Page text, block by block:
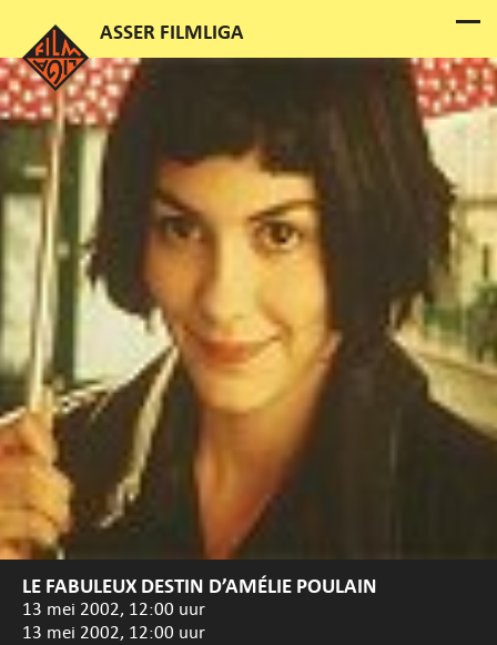
LE FABULEUX DESTIN D’AMÉLIE POULAIN
13 mei 2002, 12:00 uur
13 mei 2002, 12:00 uur